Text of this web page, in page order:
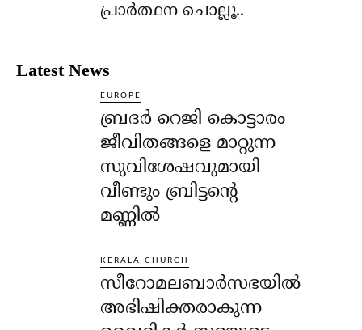
പ്രാര്‍ത്ഥന ചൊല്ലൂ..
Latest News
EUROPE
ബ്രദർ റെജി കൊട്ടാരം
ജീവിതങ്ങളെ മാറ്റുന്ന
സുവിശേഷവുമായി
വീണ്ടും ബ്രിട്ടന്റെ
മണ്ണിൽ
KERALA CHURCH
സീറോമലബാർസഭയിൽ
അഭിഷിക്തരാകുന്ന